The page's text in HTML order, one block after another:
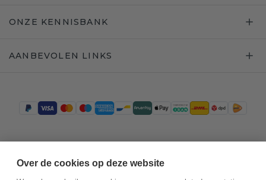
ONZE KENNISBANK
AANBEVOLEN LINKS
Over de cookies op deze website